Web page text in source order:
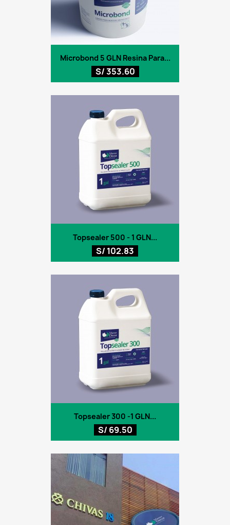
Microbond 5 GLN Resina Para...
S/ 353.60
Topsealer 500 - 1 GLN...
S/ 102.83
Topsealer 300 -1 GLN...
S/ 69.50